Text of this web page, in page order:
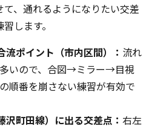
、通れるようになりたい交差
します。
流ポイント（市内区間）： 流れ
いので、合図→ミラー→目視
順番を崩さない練習が有効で
沢町田線）に出る交差点：右左